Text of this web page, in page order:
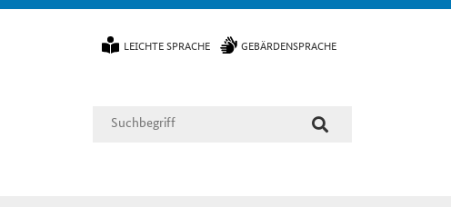
LEICHTE SPRACHE GEBÄRDENSPRACHE